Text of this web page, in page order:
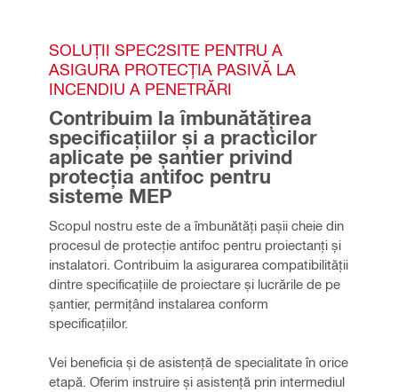
SOLUȚII SPEC2SITE PENTRU A
ASIGURA PROTECȚIA PASIVĂ LA
INCENDIU A PENETRĂRI
Contribuim la îmbunătățirea
specificațiilor și a practicilor
aplicate pe șantier privind
protecția antifoc pentru
sisteme MEP
Scopul nostru este de a îmbunătăți pașii cheie din
procesul de protecție antifoc pentru proiectanți și
instalatori. Contribuim la asigurarea compatibilității
dintre specificațiile de proiectare și lucrările de pe
șantier, permițând instalarea conform
specificațiilor.
Vei beneficia și de asistență de specialitate în orice
etapă. Oferim instruire și asistență prin intermediul